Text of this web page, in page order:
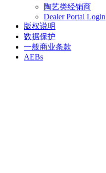
陶艺类经销商
Dealer Portal Login
版权说明
数据保护
一般商业条款
AEBs